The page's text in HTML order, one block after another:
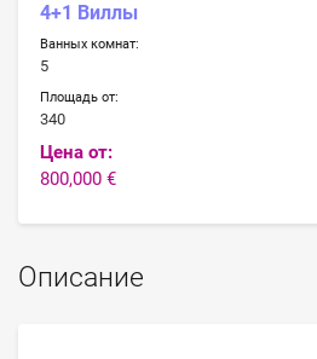
4+1 Виллы
Ванных комнат:
5
Площадь от:
340
Цена от:
800,000 €
Описание